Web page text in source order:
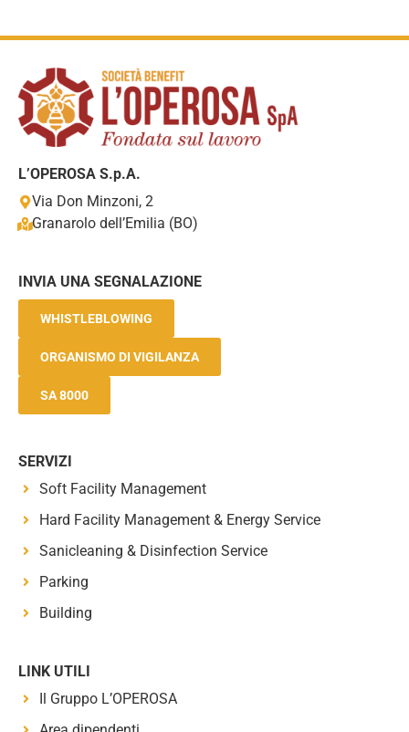
L’OPEROSA S.p.A.
Via Don Minzoni, 2
Granarolo dell’Emilia (BO)
INVIA UNA SEGNALAZIONE
WHISTLEBLOWING
ORGANISMO DI VIGILANZA
SA 8000
SERVIZI
Soft Facility Management
Hard Facility Management & Energy Service
Sanicleaning & Disinfection Service
Parking
Building
LINK UTILI
Il Gruppo L’OPEROSA